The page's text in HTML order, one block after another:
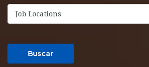
Job Locations
Buscar